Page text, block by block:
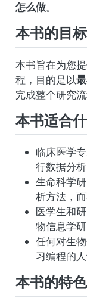
怎么做。
本书的目标
本书旨在为您
程，目的是以
完成整个研究流
本书适合
临床医学
行数据分
生命科学
析方法，
医学生和
物信息学研
任何对生
习编程的人
本书的特色